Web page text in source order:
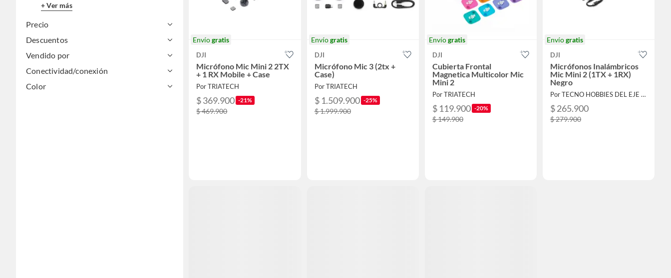
+ Ver más
Precio
Descuentos
Vendido por
Conectividad/conexión
Color
Envíogratis
DJI
Micrófono Mic Mini 2 2TX
+ 1 RX Mobile + Case
Por TRIATECH
$ 369.900 -21%
$ 469.900
Envíogratis
DJI
Micrófono Mic 3 (2tx +
Case)
Por TRIATECH
$ 1.509.900 -25%
$ 1.999.900
Envíogratis
DJI
Cubierta Frontal
Magnetica Multicolor Mic
Mini 2
Por TRIATECH
$ 119.900 -20%
$ 149.900
Envíogratis
DJI
Micrófonos Inalámbricos
Mic Mini 2 (1TX + 1RX)
Negro
Por TECNO HOBBIES DEL EJE SAS
$ 265.900
$ 279.900